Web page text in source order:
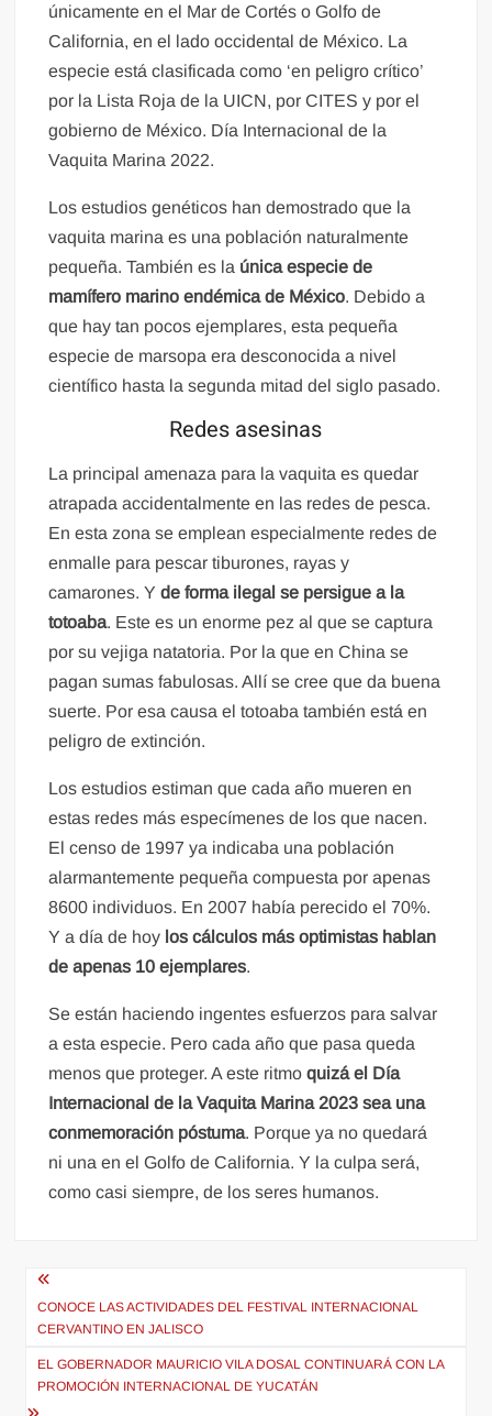
únicamente en el Mar de Cortés o Golfo de
California, en el lado occidental de México. La
especie está clasificada como ‘en peligro crítico’
por la Lista Roja de la UICN, por CITES y por el
gobierno de México. Día Internacional de la
Vaquita Marina 2022.
Los estudios genéticos han demostrado que la
vaquita marina es una población naturalmente
pequeña. También es la única especie de
mamífero marino endémica de México. Debido a
que hay tan pocos ejemplares, esta pequeña
especie de marsopa era desconocida a nivel
científico hasta la segunda mitad del siglo pasado.
Redes asesinas
La principal amenaza para la vaquita es quedar
atrapada accidentalmente en las redes de pesca.
En esta zona se emplean especialmente redes de
enmalle para pescar tiburones, rayas y
camarones. Yde forma ilegal se persigue a la
totoaba. Este es un enorme pez al que se captura
por su vejiga natatoria. Por la que en China se
pagan sumas fabulosas. Allí se cree que da buena
suerte. Por esa causa el totoaba también está en
peligro de extinción.
Los estudios estiman que cada año mueren en
estas redes más especímenes de los que nacen.
El censo de 1997 ya indicaba una población
alarmantemente pequeña compuesta por apenas
8600 individuos. En 2007 había perecido el 70%.
Y a día de hoy los cálculos más optimistas hablan
de apenas 10 ejemplares.
Se están haciendo ingentes esfuerzos para salvar
a esta especie. Pero cada año que pasa queda
menos que proteger. A este ritmoquizá el Día
Internacional de la Vaquita Marina 2023 sea una
conmemoración póstuma. Porque ya no quedará
ni una en el Golfo de California. Y la culpa será,
como casi siempre, de los seres humanos.
Navegación
de
entradas
CONOCE LAS ACTIVIDADES DEL FESTIVAL INTERNACIONAL
CERVANTINO EN JALISCO
EL GOBERNADOR MAURICIO VILA DOSAL CONTINUARÁ CON LA
PROMOCIÓN INTERNACIONAL DE YUCATÁN